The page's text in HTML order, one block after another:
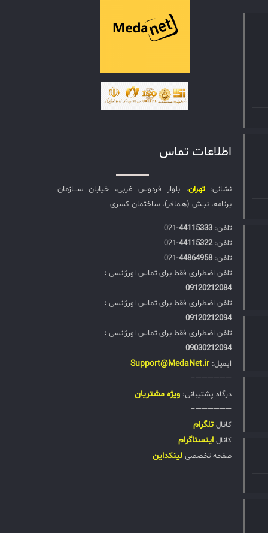
اطلاعات تماس
نشانی:تهران، بلوار فردوس غربی، خیابان ســـازمان
برنامه، نبـش (هـمافر)، ساختمان کسری
تلفن:‌ 44115333
-021
تلفن:‌44115322
-021
تلفن:‌ 44864958
-021
تلفن اضطراری فقط برای تماس اورژانسی :
09120212084
تلفن اضطراری فقط برای تماس اورژانسی :
09120212094
تلفن اضطراری فقط برای تماس اورژانسی :
09030212094
ایمیل: Support@MedaNet.ir
——————–
درگاه پشتیبانی: ويژه مشتریان
——————–
کانال تلگرام
کانال اینستاگرام
صفحه تخصصی لینکداین